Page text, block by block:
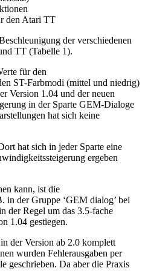
den Atari TT
der verschiedenen
TT (Tabelle 1).
für den
ST-Farbmodi (mittel und niedrig)
Version 1.04 und der neuen
in der Sparte GEM-Dialoge
hat sich keine
hat sich in jeder Sparte eine
ergeben
kann, ist die
in der Gruppe ‘GEM dialog’ bei
der Regel um das 3.5-fache
1.04 gestiegen.
der Version ab 2.0 komplett
wurden Fehlerausgaben per
geschrieben. Da aber die Praxis